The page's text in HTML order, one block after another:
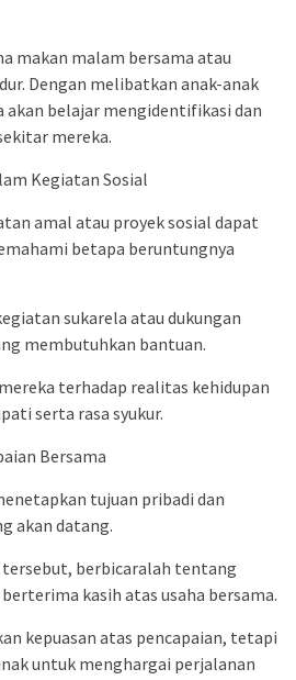
makan malam bersama atau
Dengan melibatkan anak-anak
belajar mengidentifikasi dan
mereka.
Kegiatan Sosial
amal atau proyek sosial dapat
betapa beruntungnya
sukarela atau dukungan
membutuhkan bantuan.
terhadap realitas kehidupan
serta rasa syukur.
Bersama
tujuan pribadi dan
akan datang.
berbicaralah tentang
kasih atas usaha bersama.
kepuasan atas pencapaian, tetapi
untuk menghargai perjalanan